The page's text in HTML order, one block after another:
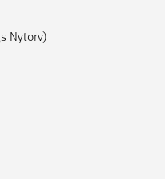
Nytorv)